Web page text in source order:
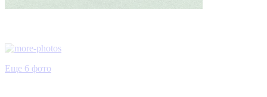
Еще 6 фото